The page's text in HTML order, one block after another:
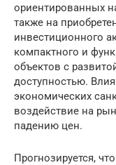
ориентированных
также на
инвестиционного
компактного и
объектов с
доступностью.
экономических
воздействие на
падению цен.
Прогнозируется,